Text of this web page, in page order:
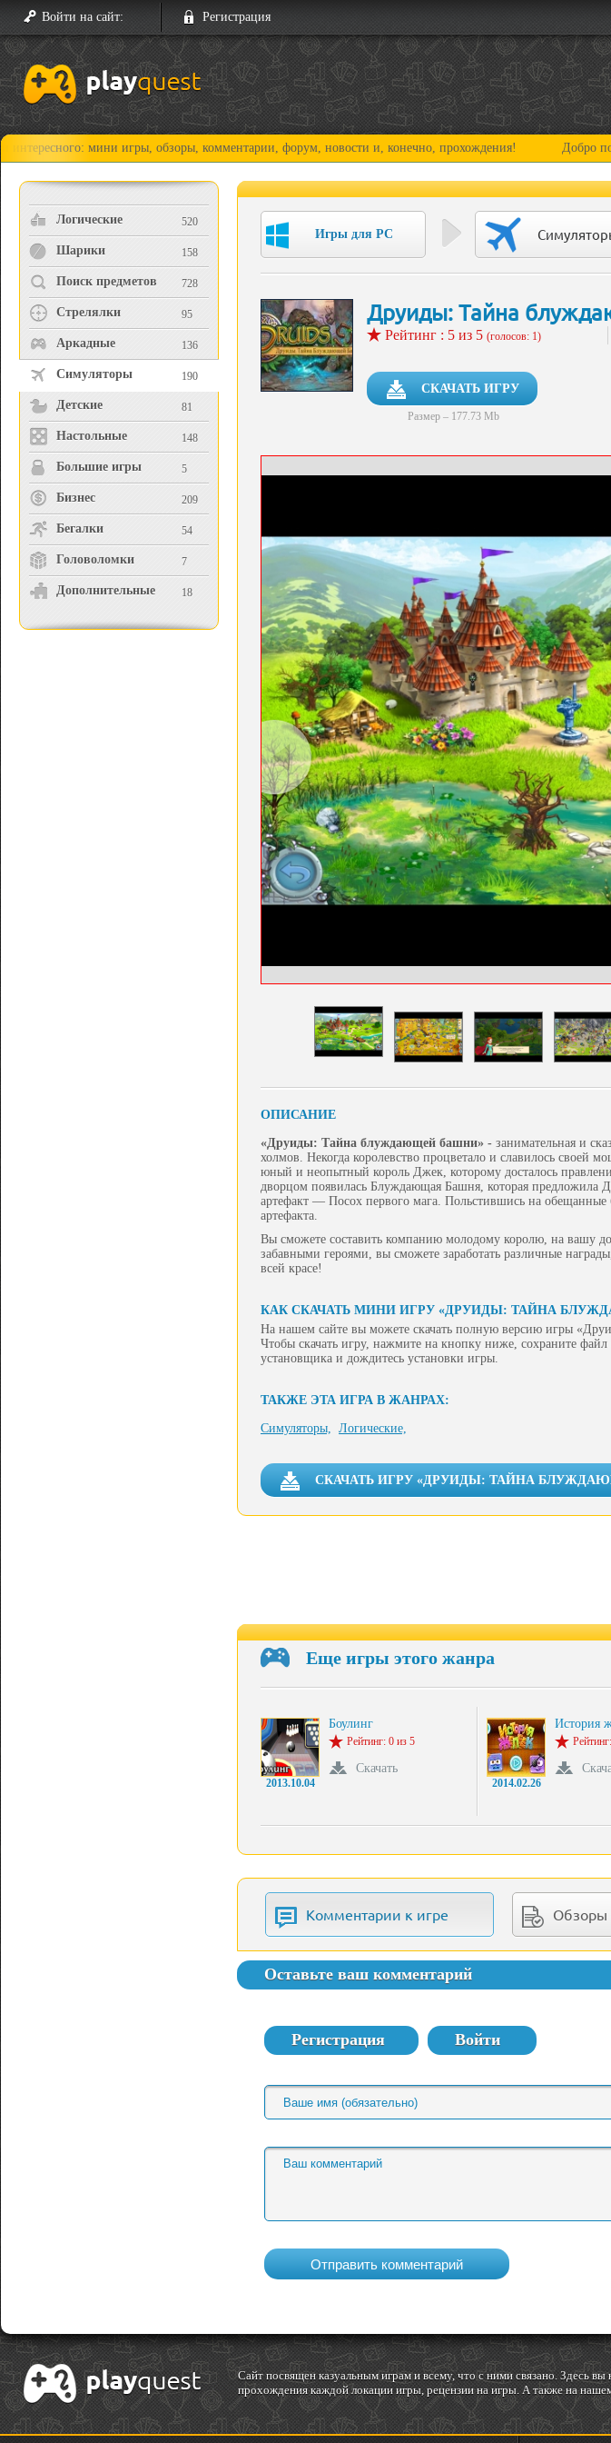
Войти на сайт: Регистрация
мини игры, обзоры, комментарии, форум, новости и, конечно, прохождения! Добро
Логические 520
Шарики 158
Поиск предметов 728
Стрелялки 95
Аркадные 136
Симуляторы 190
Детские 81
Настольные 148
Большие игры 5
Бизнес 209
Бегалки 54
Головоломки 7
Дополнительные 18
Игры для PC
Друиды: Тайна
Рейтинг : 5 из 5 (голосов: 1)
СКАЧАТЬ ИГРУ
Размер – 177.73 Mb
ОПИСАНИЕ
«Друиды: Тайна блуждающей башни» - занимательная и
холмов. Некогда королевство процветало и славилось своей
юный и неопытный король Джек, которому досталось
дворцом появилась Блуждающая Башня, которая предложила
артефакт — Посох первого мага. Польстившись на обещанные
артефакта.
Вы сможете составить компанию молодому королю, на вашу
забавными героями, вы сможете заработать различные
всей красе!
КАК СКАЧАТЬ МИНИ ИГРУ «ДРУИДЫ: ТАЙНА
На нашем сайте вы можете скачать полную версию игры
Чтобы скачать игру, нажмите на кнопку ниже, сохраните файл
установщика и дождитесь установки игры.
ТАКЖЕ ЭТА ИГРА В ЖАНРАХ:
Симуляторы, Логические,
СКАЧАТЬ ИГРУ «ДРУИДЫ: ТАЙНА
Еще игры этого жанра
2013.10.04
Боулинг
Рейтинг: 0 из 5
Скачать
2014.02.26
История
Комментарии к игре Обзоры
Оставьте ваш комментарий
Регистрация Войти
Cайт посвящен казуальным играм и всему, что с ними связано. Здесь
прохождения каждой локации игры, рецензии на игры. А также на